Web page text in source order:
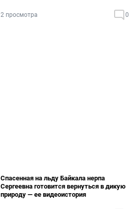
2 просмотра 0
Спасенная на льду Байкала нерпа
Сергеевна готовится вернуться в дикую
природу — ее видеоистория